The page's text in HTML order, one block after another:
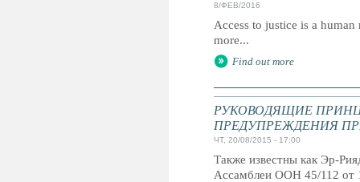
8/ФЕВ/2016
Access to justice is a
more...
Find out more
РУКОВОДЯЩИЕ
ПРЕДУПРЕЖДЕНИЯ
ЧТ, 20/08/2015 - 17:00
Также известны как Эр-
Ассамблеи ООН 45/112 от